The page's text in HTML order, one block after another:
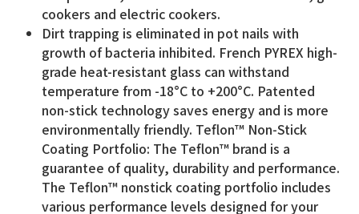
cookers and electric cookers.
Dirt trapping is eliminated in pot nails with
growth of bacteria inhibited. French PYREX high-
grade heat-resistant glass can withstand
temperature from -18°C to +200°C. Patented
non-stick technology saves energy and is more
environmentally friendly. Teflon™ Non-Stick
Coating Portfolio: The Teflon™ brand is a
guarantee of quality, durability and performance.
The Teflon™ nonstick coating portfolio includes
various performance levels designed for your